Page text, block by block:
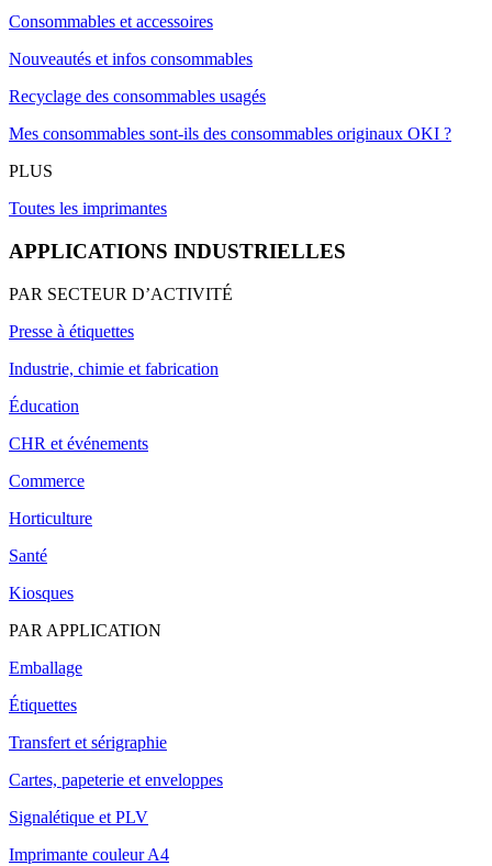
Consommables et accessoires
Nouveautés et infos consommables
Recyclage des consommables usagés
Mes consommables sont-ils des consommables originaux OKI ?
PLUS
Toutes les imprimantes
APPLICATIONS INDUSTRIELLES
PAR SECTEUR D’ACTIVITÉ
Presse à étiquettes
Industrie, chimie et fabrication
Éducation
CHR et événements
Commerce
Horticulture
Santé
Kiosques
PAR APPLICATION
Emballage
Étiquettes
Transfert et sérigraphie
Cartes, papeterie et enveloppes
Signalétique et PLV
Imprimante couleur A4